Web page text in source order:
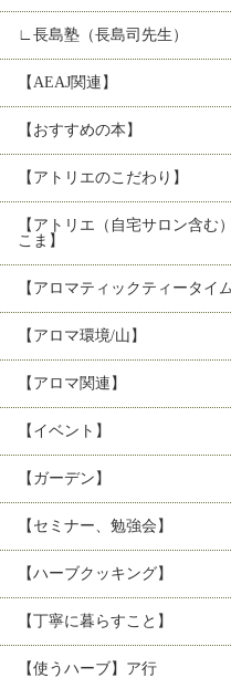
∟長島塾（長島司先生）
【AEAJ関連】
【おすすめの本】
【アトリエのこだわり】
【アトリエ（自宅サロン含む
こま】
【アロマティックティータイム
【アロマ環境/山】
【アロマ関連】
【イベント】
【ガーデン】
【セミナー、勉強会】
【ハーブクッキング】
【丁寧に暮らすこと】
【使うハーブ】ア行